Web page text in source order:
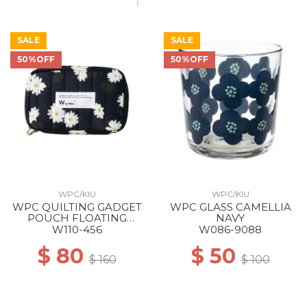
40% Off
SALE
50%OFF
WPC/KIU
WPC QUILTING GADGET
POUCH FLOATING
DAISIES BLACK
W110-456
$ 80$ 160
SALE
50%OFF
WPC/KIU
WPC GLASS CAMELLIA
NAVY
W086-9088
$ 50$ 100